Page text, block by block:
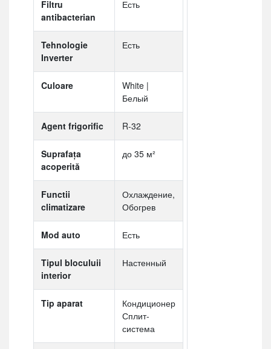
Filtru
antibacterian
Есть
Tehnologie
Inverter
Есть
Culoare
White |
Белый
Agent frigorific R-32
Suprafaţa
acoperită
до 35 м²
Functii
climatizare
Охлаждение,
Обогрев
Mod auto Есть
Tipul bloculuii
interior
Настенный
Tip aparat
Кондиционер
Сплит-
система